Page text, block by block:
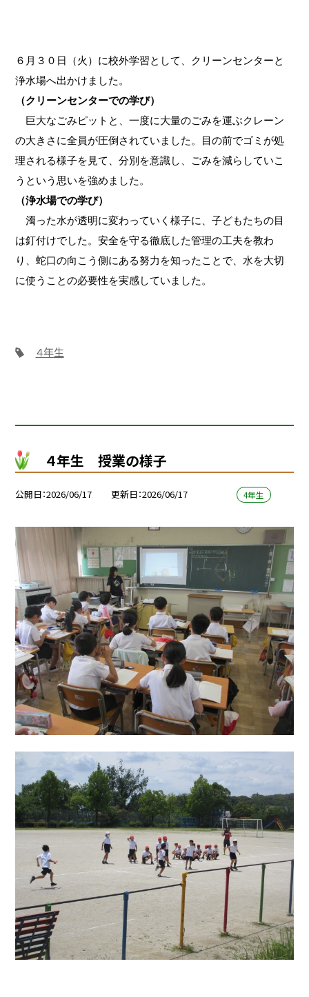
６月３０日（火）に校外学習として、クリーンセンターと
浄水場へ出かけました。
（クリーンセンターでの学び）
巨大なごみピットと、一度に大量のごみを運ぶクレーン
の大きさに全員が圧倒されていました。目の前でゴミが処
理される様子を見て、分別を意識し、ごみを減らしていこ
うという思いを強めました。
（浄水場での学び）
濁った水が透明に変わっていく様子に、子どもたちの目
は釘付けでした。安全を守る徹底した管理の工夫を教わ
り、蛇口の向こう側にある努力を知ったことで、水を大切
に使うことの必要性を実感していました。
４年生
４年生 授業の様子
公開日 2026/06/17 更新日 2026/06/17 4年生